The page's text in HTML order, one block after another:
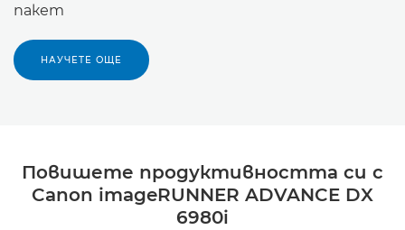
пакет
НАУЧЕТЕ ОЩЕ
Повишете продуктивността си с
Canon imageRUNNER ADVANCE DX
6980i